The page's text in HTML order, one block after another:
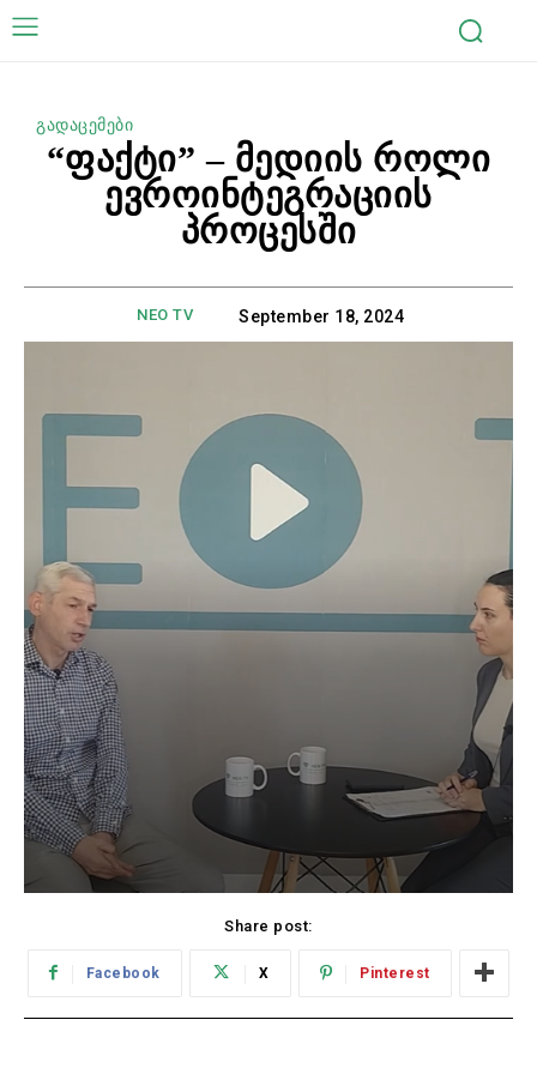
გადაცემები
“ფაქტი” – მედიის როლი
ევროინტეგრაციის
პროცესში
NEO TV September 18, 2024
Share post:
Facebook X Pinterest